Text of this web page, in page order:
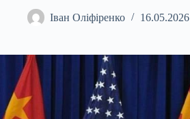
Іван Оліфіренко 16.05.2026